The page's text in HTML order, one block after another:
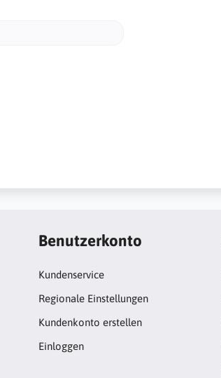
Benutzerkonto
Kundenservice
Regionale Einstellungen
Kundenkonto erstellen
Einloggen